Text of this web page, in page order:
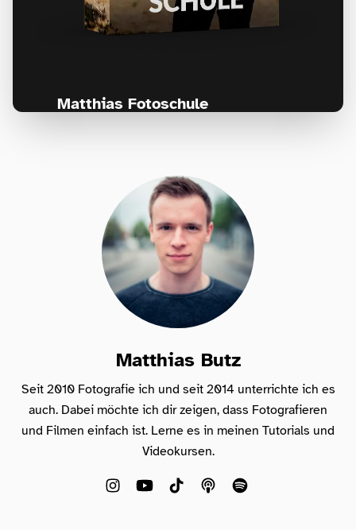
Matthias Fotoschule
Matthias Butz
Seit 2010 Fotografie ich und seit 2014 unterrichte ich es
auch. Dabei möchte ich dir zeigen, dass Fotografieren
und Filmen einfach ist. Lerne es in meinen Tutorials und
Videokursen.